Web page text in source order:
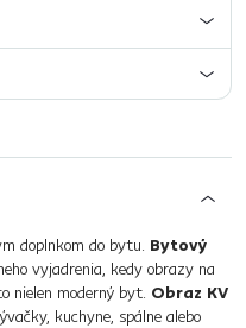
doplnkom do bytu. Bytový
vyjadrenia, kedy obrazy na
nielen moderný byt. Obraz KV
kuchyne, spálne alebo